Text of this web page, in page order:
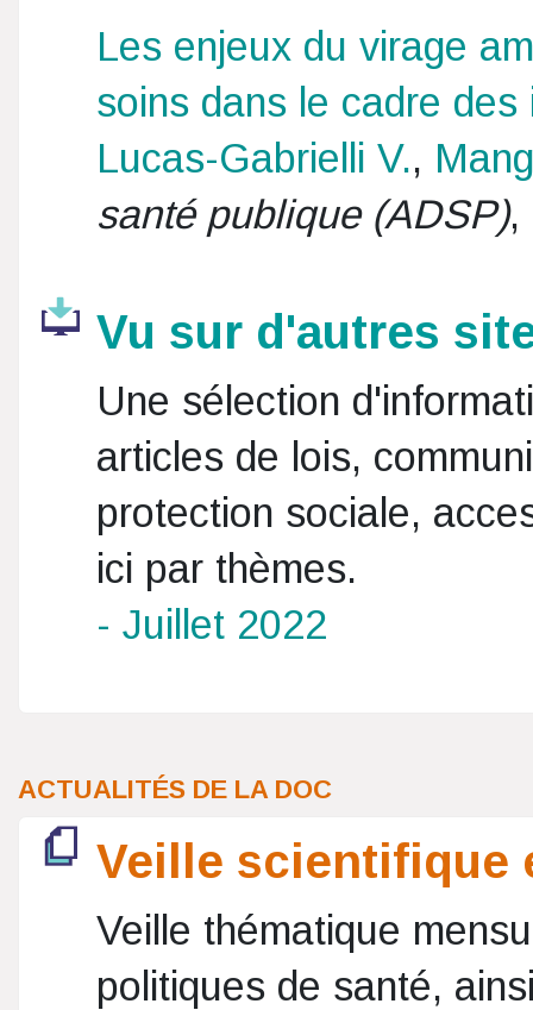
Les enjeux du virage
soins dans le cadre
Lucas-Gabrielli V.,
santé publique (ADSP),
Vu sur d'autres
Une sélection
articles de lois,
protection sociale,
ici par thèmes.
- Juillet 2022
ACTUALITÉS DE LA DOC
Veille scientifique
Veille thématique
politiques de santé,